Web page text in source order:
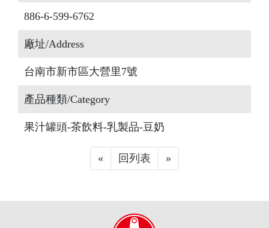
886-6-599-6762
廠址/Address
台南市新市區大營里7號
產品種類/Category
果汁罐頭-茶飲料-乳製品-豆奶
« Previous
回列表 »